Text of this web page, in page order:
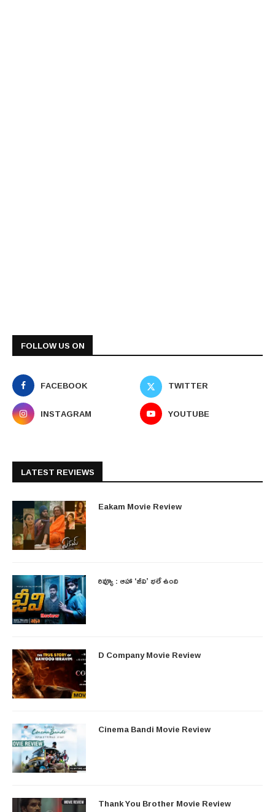
FOLLOW US ON
FACEBOOK
TWITTER
INSTAGRAM
YOUTUBE
LATEST REVIEWS
Eakam Movie Review
రివ్యూ : ఆహా ‘జీవి’ భలే ఉంది
D Company Movie Review
Cinema Bandi Movie Review
Thank You Brother Movie Review